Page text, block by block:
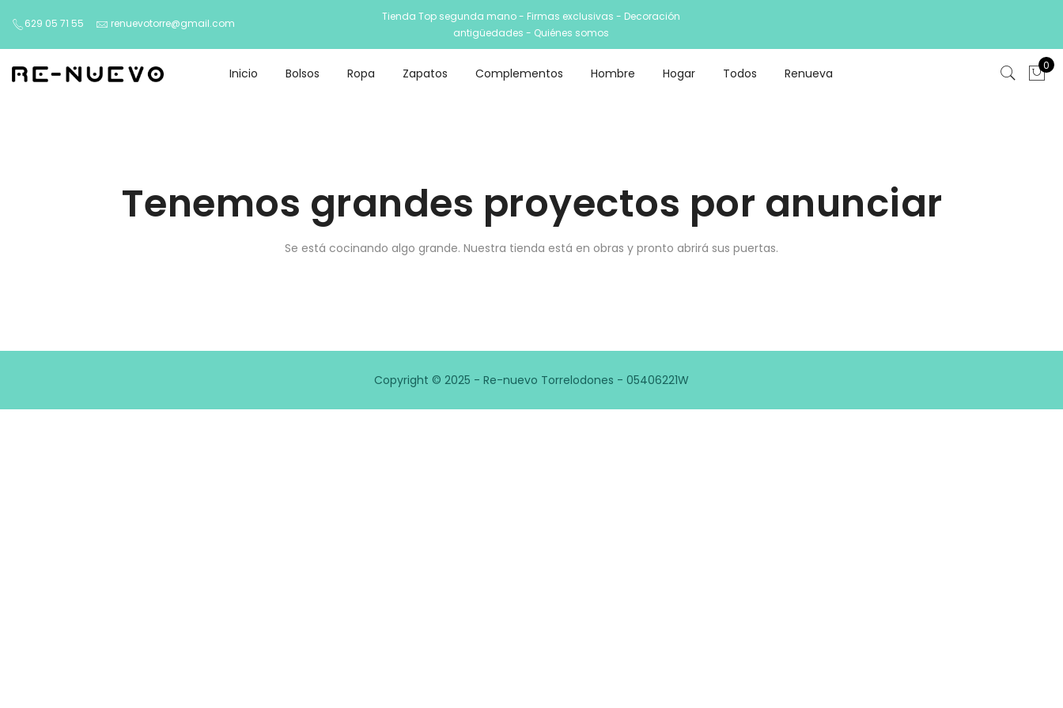
629 05 71 55 renuevotorre@gmail.com
Tienda Top segunda mano - Firmas exclusivas - Decoración
antigüedades - Quiénes somos
Inicio Bolsos Ropa Zapatos Complementos Hombre Hogar Todos Renueva
0
Tenemos grandes proyectos por anunciar
Se está cocinando algo grande. Nuestra tienda está en obras y pronto abrirá sus puertas.
Copyright © 2025 - Re-nuevo Torrelodones - 05406221W